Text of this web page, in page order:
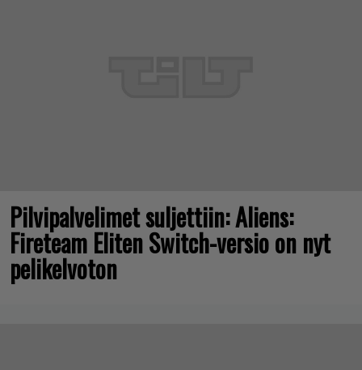
Pilvipalvelimet suljettiin: Aliens:
Fireteam Eliten Switch-versio on nyt
pelikelvoton